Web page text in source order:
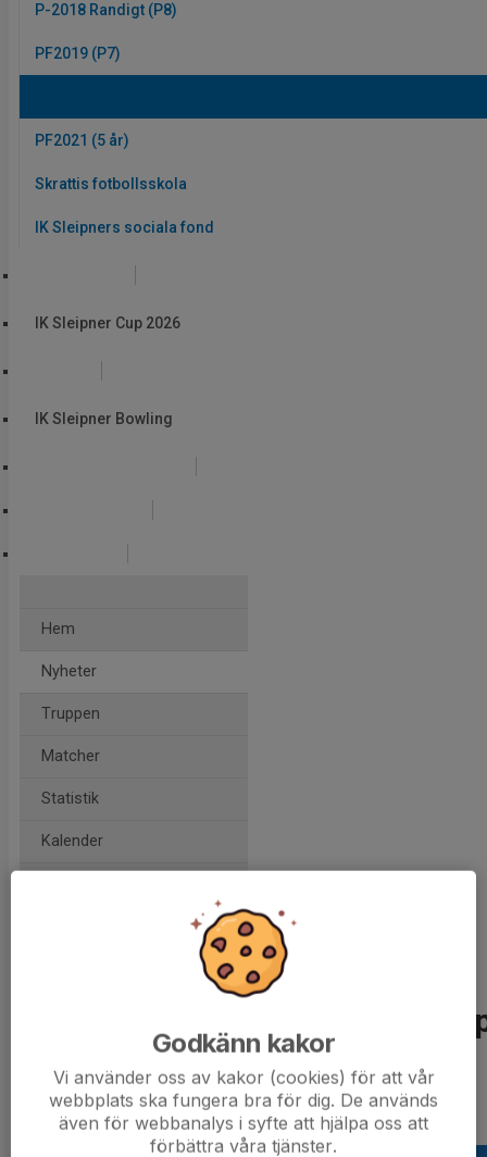
P-2018 Randigt (P8)
PF2019 (P7)
PF2021 (5 år)
Skrattis fotbollsskola
IK Sleipners sociala fond
IK Sleipner Cup 2026
IK Sleipner Bowling
Hem
Nyheter
Truppen
Matcher
Statistik
Kalender
☀️ Information om
– PF2020 ⚽
25 maj, 15:45 0 kommentarer
Godkänn kakor
Vi använder oss av kakor (cookies) för att vår
webbplats ska fungera bra för dig. De används
även för webbanalys i syfte att hjälpa oss att
förbättra våra tjänster.